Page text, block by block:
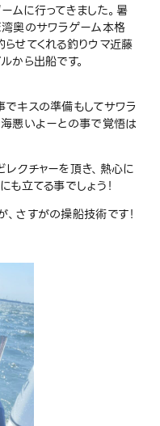
に行ってきました。暑
湾奥のサワラゲーム本格
せてくれる釣りウマ近藤
から出船です。
キスの準備もしてサワラ
悪いよーとの事で覚悟は
クチャーを頂き、熱心に
も立てる事でしょう！
さすがの操船技術です！